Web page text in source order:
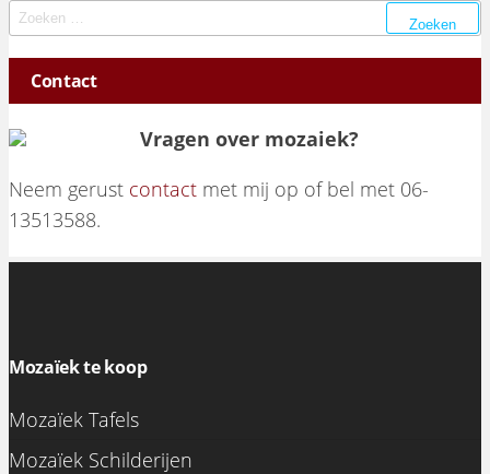
Zoeken naar:
Contact
Vragen over mozaiek?
Neem gerust contact met mij op of bel met 06-
13513588.
Mozaïek te koop
Mozaïek Tafels
Mozaïek Schilderijen